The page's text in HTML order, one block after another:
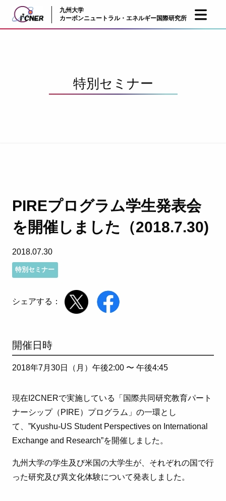
九州大学
カーボンニュートラル・エネルギー国際研究所
特別セミナー
PIREプログラム学生発表会
を開催しました（2018.7.30)
2018.07.30
特別セミナー
シェアする：
開催日時
2018年7月30日（月）午後2:00 〜 午後4:45
現在I2CNERで実施している「国際共同研究教育パート
ナーシップ（PIRE）プログラム」の一環とし
て、”Kyushu-US Student Perspectives on International
Exchange and Research”を開催しました。
九州大学の学生及び米国の大学生が、それぞれの国で行
った研究及び異文化体験について発表しました。